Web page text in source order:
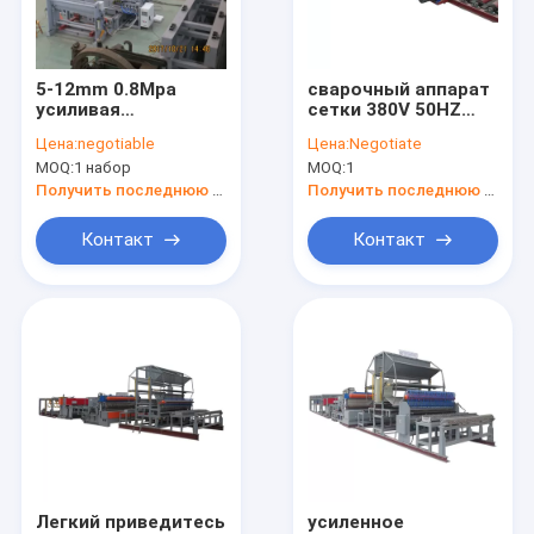
контактные данные
сваренная машина ячеистой сети
Сварочный аппарат сетки конструкции
сварочный аппарат сетки загородки
Сетка цыпленка делая машину
выправлять и автомат для резки провода
5-12mm 0.8Mpa
усиливая
сетки с клапаном
соленоида
Цена:negotiable
MOQ:1 набор
Получить последнюю цену
Контакт
сварочный аппарат
сетки 380V 50HZ
диаметр провода 8-
12mm
Цена:Negotiate
MOQ:1
Получить последнюю цену
Контакт
Легкий приведитесь
усиленное